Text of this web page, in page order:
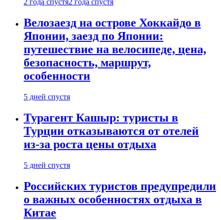
2 года спустя2 года спустя
Велозаезд на острове Хоккайдо в
Японии, заезд по Японии:
путешествие на велосипеде, цена,
безопасность, маршрут,
особенности
5 дней спустя
Турагент Кашыр: туристы в
Турции отказываются от отелей
из-за роста цены отдыха
5 дней спустя
Российских туристов предупредили
о важных особенностях отдыха в
Китае